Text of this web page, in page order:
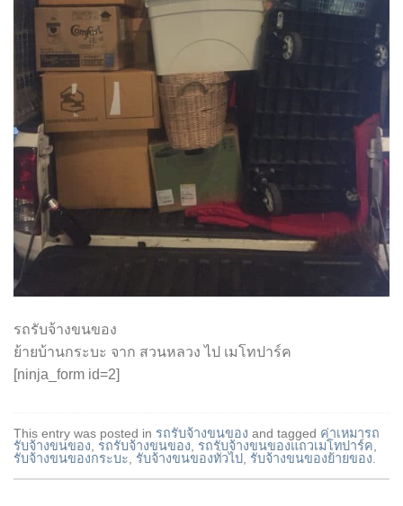
รถรับจ้างขนของ
ย้ายบ้านกระบะ จาก สวนหลวง ไป เมโทปาร์ค
[ninja_form id=2]
This entry was posted in รถรับจ้างขนของ and tagged ค่าเหมารถ
รับจ้างขนของ, รถรับจ้างขนของ, รถรับจ้างขนของแถวเมโทปาร์ค,
รับจ้างขนของกระบะ, รับจ้างขนของทั่วไป, รับจ้างขนของย้ายของ.